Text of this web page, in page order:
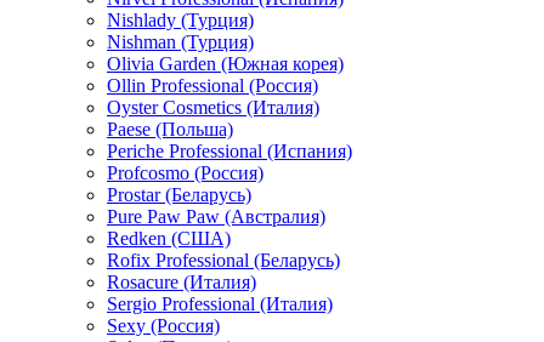
Nishlady (Турция)
Nishman (Турция)
Olivia Garden (Южная корея)
Ollin Professional (Россия)
Oyster Cosmetics (Италия)
Paese (Польша)
Periche Professional (Испания)
Profcosmo (Россия)
Prostar (Беларусь)
Pure Paw Paw (Австралия)
Redken (США)
Rofix Professional (Беларусь)
Rosacure (Италия)
Sergio Professional (Италия)
Sexy (Россия)